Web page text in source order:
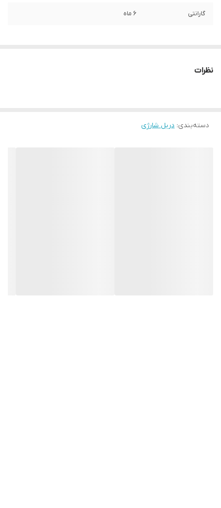
گارانتی 6 ماه
نظرات
دسته‌بندی: دریل شارژی